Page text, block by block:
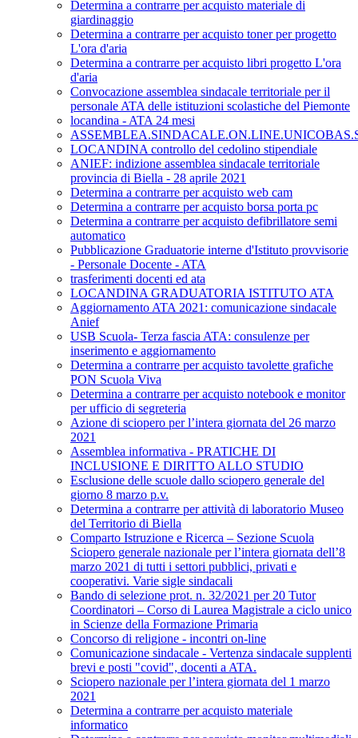
Determina a contrarre per acquisto materiale di
giardinaggio
Determina a contrarre per acquisto toner per progetto
L'ora d'aria
Determina a contrarre per acquisto libri progetto L'ora
d'aria
Convocazione assemblea sindacale territoriale per il
personale ATA delle istituzioni scolastiche del Piemonte
locandina - ATA 24 mesi
LOCANDINA controllo del cedolino stipendiale
ANIEF: indizione assemblea sindacale territoriale
provincia di Biella - 28 aprile 2021
Determina a contrarre per acquisto web cam
Determina a contrarre per acquisto borsa porta pc
Determina a contrarre per acquisto defibrillatore semi
automatico
Pubblicazione Graduatorie interne d'Istituto provvisorie
- Personale Docente - ATA
trasferimenti docenti ed ata
LOCANDINA GRADUATORIA ISTITUTO ATA
Aggiornamento ATA 2021: comunicazione sindacale
Anief
USB Scuola- Terza fascia ATA: consulenze per
inserimento e aggiornamento
Determina a contrarre per acquisto tavolette grafiche
PON Scuola Viva
Determina a contrarre per acquisto notebook e monitor
per ufficio di segreteria
Azione di sciopero per l’intera giornata del 26 marzo
2021
Assemblea informativa - PRATICHE DI
INCLUSIONE E DIRITTO ALLO STUDIO
Esclusione delle scuole dallo sciopero generale del
giorno 8 marzo p.v.
Determina a contrarre per attività di laboratorio Museo
del Territorio di Biella
Comparto Istruzione e Ricerca – Sezione Scuola
Sciopero generale nazionale per l’intera giornata dell’8
marzo 2021 di tutti i settori pubblici, privati e
cooperativi. Varie sigle sindacali
Bando di selezione prot. n. 32/2021 per 20 Tutor
Coordinatori – Corso di Laurea Magistrale a ciclo unico
in Scienze della Formazione Primaria
Concorso di religione - incontri on-line
Comunicazione sindacale - Vertenza sindacale supplenti
brevi e posti "covid", docenti a ATA.
Sciopero nazionale per l’intera giornata del 1 marzo
2021
Determina a contrarre per acquisto materiale
informatico